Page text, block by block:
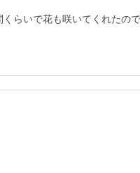
らいで花も咲いてくれたので